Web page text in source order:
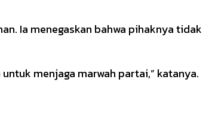
Ia menegaskan bahwa pihaknya tidak
menjaga marwah partai,” katanya.